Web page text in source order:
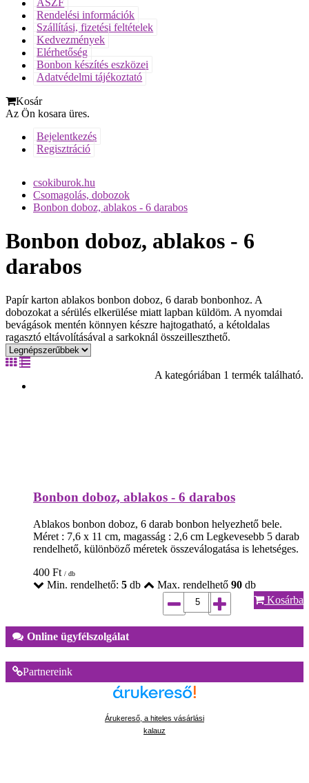
ÁSZF
Rendelési információk
Szállítási, fizetési feltételek
Kedvezmények
Elérhetőség
Bonbon készítés eszközei
Adatvédelmi tájékoztató
Kosár
Az Ön kosara üres.
Bejelentkezés
Regisztráció
csokiburok.hu
Csomagolás, dobozok
Bonbon doboz, ablakos - 6 darabos
Bonbon doboz, ablakos - 6
darabos
Papír karton ablakos bonbon doboz, 6 darab bonbonhoz. A
dobozokat a sérülés elkerülése miatt lapban küldöm. A nyomdai
bevágások mentén könnyen készre hajtogatható, a kétoldalas
ragasztó eltávolításával a sarkoknál összeilleszthető.
A kategóriában 1 termék található.
Bonbon doboz, ablakos - 6 darabos
Ablakos bonbon doboz, 6 darab bonbon helyezhető bele.
Méret : 7,6 x 11 cm, magasság : 2,6 cm Legkevesebb 5 darab
rendelhető, különböző méretek összeválogatása is lehetséges.
400 Ft / db
Min. rendelhető: 5 db Max. rendelhető 90 db
Kosárba
Online ügyfélszolgálat
Partnereink
Árukereső, a hiteles vásárlási
kalauz